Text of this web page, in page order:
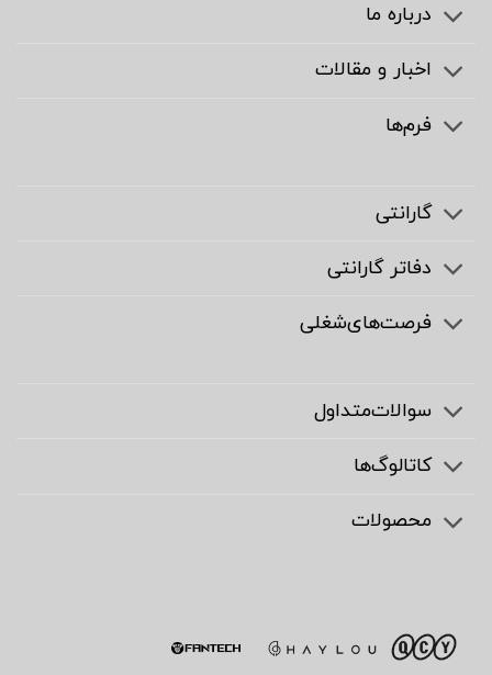
درباره ما
اخبار و مقالات
فرم‌ها
گارانتی
دفاتر گارانتی
فرصت‌های‌شغلی
سوالات‌متداول
کاتالوگ‌ها
محصولات